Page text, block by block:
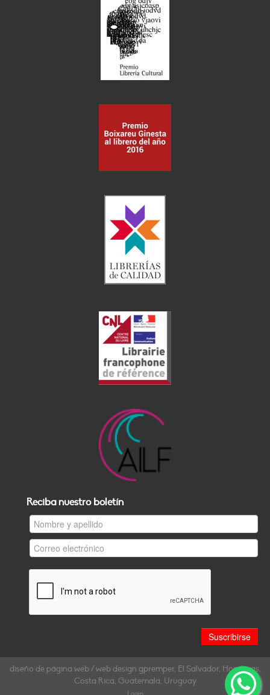
Reciba nuestro boletín
diseño de página web / web design gpremper, El Salvador, Honduras,
Costa Rica, Guatemala, Uruguay
Login